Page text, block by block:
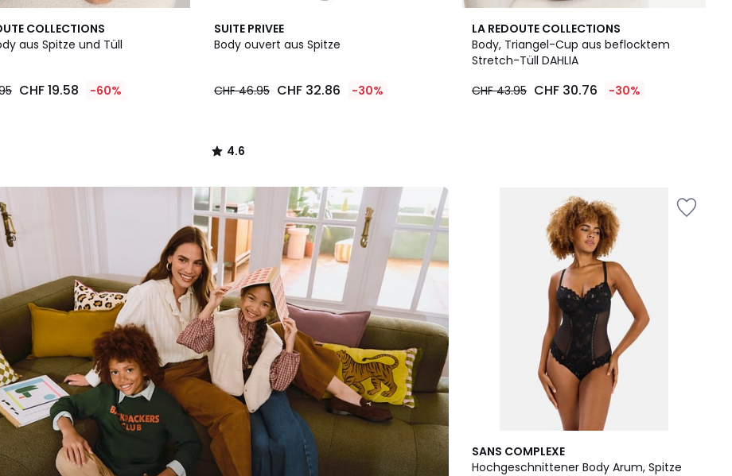
COLLECTIONS
aus Spitze und Tüll
CHF 19.58 -60%
SUITE PRIVEE
Body ouvert aus Spitze
CHF 46.95 CHF 32.86 -30%
4.6
/ 5
4.6
/
LA REDOUTE COLLECTIONS
Body, Triangel-Cup aus beflocktem
Stretch-Tüll DAHLIA
CHF 43.95 CHF 30.76 -30%
SANS COMPLEXE
Hochgeschnittener Body Arum, Spitze
4.5
/ 5
2
Farben